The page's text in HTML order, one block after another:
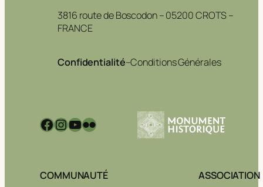
3816 route de Boscodon – 05200 CROTS –
FRANCE
Confidentialité–Conditions Générales
Facebook
Instagram
YouTube
Flickr
COMMUNAUTÉ
ASSOCIATION